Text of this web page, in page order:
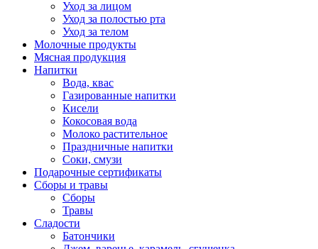
Уход за лицом
Уход за полостью рта
Уход за телом
Молочные продукты
Мясная продукция
Напитки
Вода, квас
Газированные напитки
Кисели
Кокосовая вода
Молоко растительное
Праздничные напитки
Соки, смузи
Подарочные сертификаты
Сборы и травы
Сборы
Травы
Сладости
Батончики